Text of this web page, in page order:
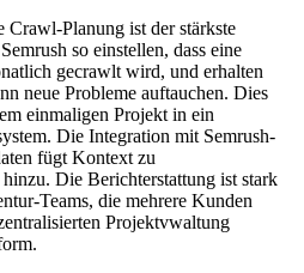
Crawl-Planung ist der stärkste
so einstellen, dass eine
gecrawlt wird, und erhalten
neue Probleme auftauchen. Dies
einmaligen Projekt in ein
Die Integration mit Semrush-
fügt Kontext zu
Die Berichterstattung ist stark
Teams, die mehrere Kunden
Projektvwaltung